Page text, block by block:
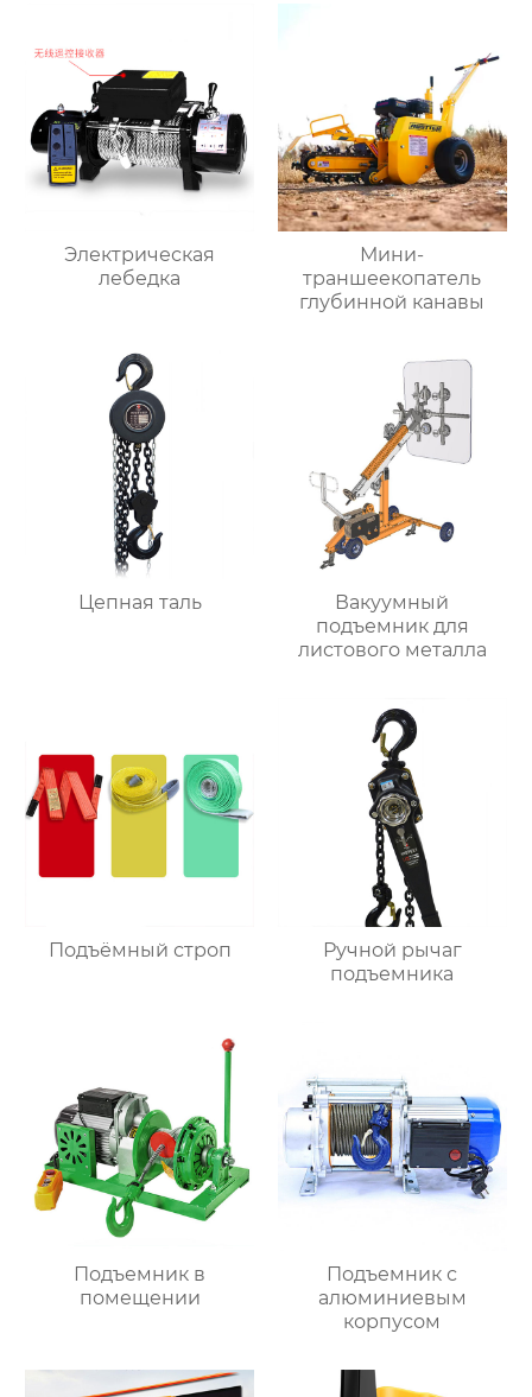
Электрическая
лебедка
Мини-
траншеекопатель
глубинной канавы
Цепная таль
Вакуумный
подъемник для
листового металла
Подъёмный строп
Ручной рычаг
подъемника
Подъемник в
помещении
Подъемник с
алюминиевым
корпусом